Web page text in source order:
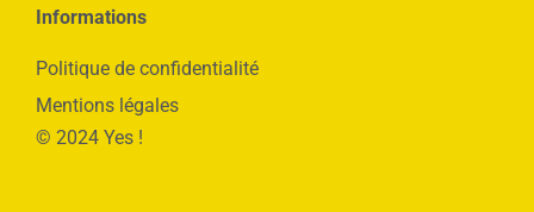
Informations
Politique de confidentialité
Mentions légales
© 2024 Yes !